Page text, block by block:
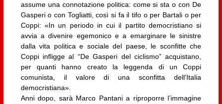
assume una connotazione politica: come si sta o con De
Gasperi o con Togliatti, così si fa il tifo o per Bartali o per
Coppi: «In un periodo in cui il partito democristiano si
avvia a divenire egemonico e a emarginare le sinistre
dalla vita politica e sociale del paese, le sconfitte che
Coppi infligge al “De Gasperi del ciclismo” acquistano,
per quanti hanno creato la leggenda di un Coppi
comunista, il valore di una sconfitta dell’Italia
democristiana».
Anni dopo, sarà Marco Pantani a riproporre l’immagine